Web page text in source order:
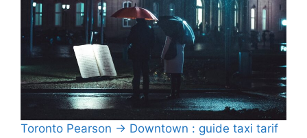
Toronto Pearson → Downtown : guide taxi tarif